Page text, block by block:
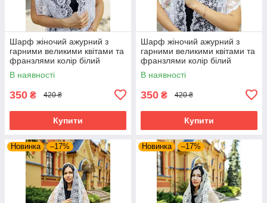
Шарф жіночий ажурний з
гарними великими квітами та
франзлями колір білий
В наявності
350 ₴ 420 ₴
Купити
Шарф жіночий ажурний з
гарними великими квітами та
франзлями колір білий
В наявності
350 ₴ 420 ₴
Купити
Новинка –17% Новинка –17%